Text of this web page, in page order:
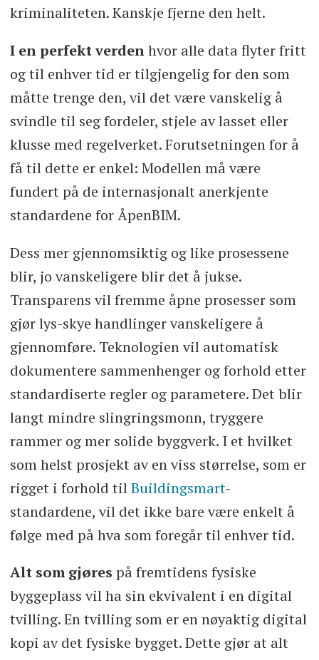
kriminaliteten. Kanskje fjerne den helt.
I en perfekt verdenhvor alle data flyter fritt
og til enhver tid er tilgjengelig for den som
måtte trenge den, vil det være vanskelig å
svindle til seg fordeler, stjele av lasset eller
klusse med regelverket. Forutsetningen for å
få til dette er enkel: Modellen må være
fundert på de internasjonalt anerkjente
standardene for ÅpenBIM.
Dess mer gjennomsiktig og like prosessene
blir, jo vanskeligere blir det å jukse.
Transparens vil fremme åpne prosesser som
gjør lys-skye handlinger vanskeligere å
gjennomføre. Teknologien vil automatisk
dokumentere sammenhenger og forhold etter
standardiserte regler og parametere. Det blir
langt mindre slingringsmonn, tryggere
rammer og mer solide byggverk. I et hvilket
som helst prosjekt av en viss størrelse, som er
rigget i forhold tilBuildingsmart-
standardene, vil det ikke bare være enkelt å
følge med på hva som foregår til enhver tid.
Alt som gjøres på fremtidens fysiske
byggeplass vil ha sin ekvivalent i en digital
tvilling. En tvilling som er en nøyaktig digital
kopi av det fysiske bygget. Dette gjør at alt